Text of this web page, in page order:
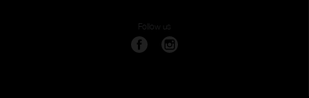
Follow us